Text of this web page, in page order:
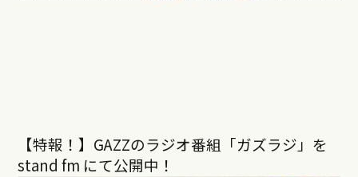
【特報！】GAZZのラジオ番組「ガズラジ」を
stand fm にて公開中！